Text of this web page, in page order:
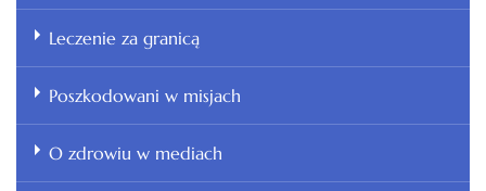
Leczenie za granicą
Poszkodowani w misjach
O zdrowiu w mediach